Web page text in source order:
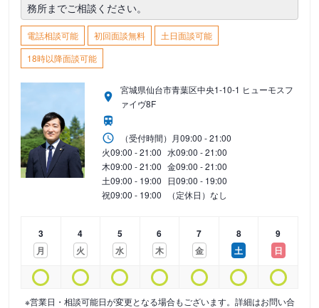
務所までご相談ください。
電話相談可能 初回面談無料
土日面談可能
18時以降面談可能
宮城県仙台市青葉区中央1-10-1 ヒューモスフ
ァイヴ8F
（受付時間） 月09:00 - 21:00
火09:00 - 21:00 水09:00 - 21:00
木09:00 - 21:00 金09:00 - 21:00
土09:00 - 19:00 日09:00 - 19:00
祝09:00 - 19:00 （定休日）なし
3
月
4
火
5
水
6
木
7
金
8
土
9
日
※営業日・相談可能日が変更となる場合もございます。詳細はお問い合